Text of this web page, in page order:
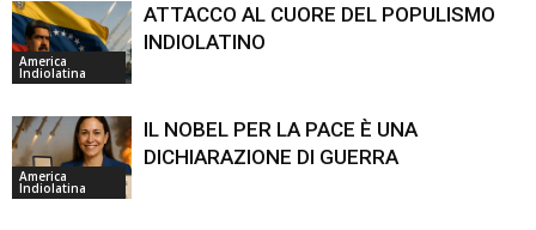
America
Indiolatina
ATTACCO AL CUORE DEL POPULISMO
INDIOLATINO
America
Indiolatina
IL NOBEL PER LA PACE È UNA
DICHIARAZIONE DI GUERRA